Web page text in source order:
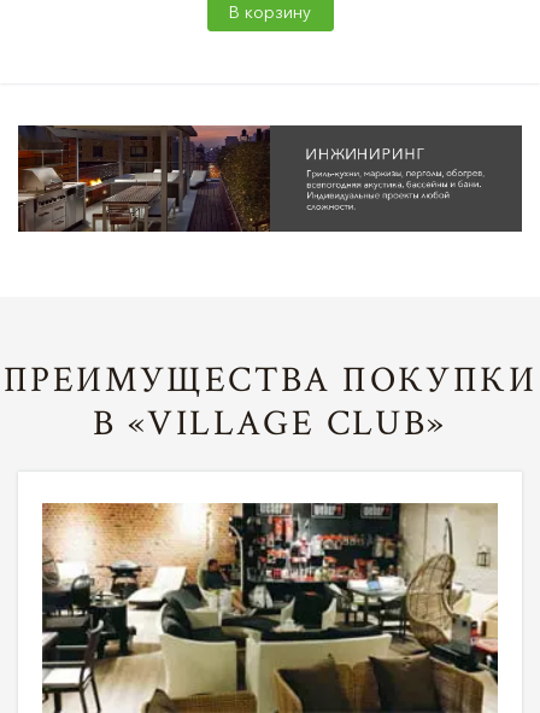
В корзину
ПРЕИМУЩЕСТВА ПОКУПКИ
В «VILLAGE CLUB»